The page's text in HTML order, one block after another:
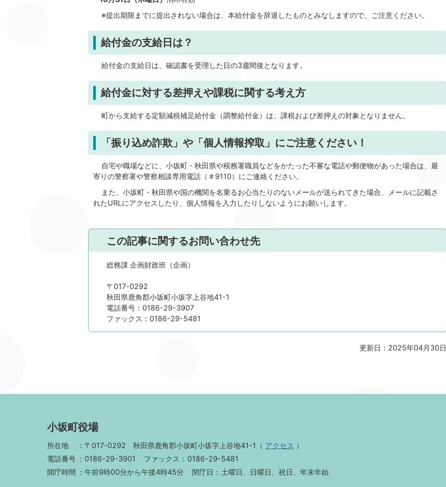
※提出期限までに提出されない場合は、本給付金を辞退したものとみなしますので、ご注意ください。
給付金の支給日は？
給付金の支給日は、確認書を受理した日の3週間後となります。
給付金に対する差押えや課税に関する考え方
町から支給する定額減税補足給付金（調整給付金）は、課税および差押えの対象となりません。
「振り込め詐欺」や「個人情報搾取」にご注意ください！
自宅や職場などに、小坂町・秋田県や税務署職員などをかたった不審な電話や郵便物があった場合は、最
寄りの警察署や警察相談専用電話（＃9110）にご連絡ください。
また、小坂町・秋田県や国の機関を名乗るお心当たりのないメールが送られてきた場合、メールに記載さ
れたURLにアクセスしたり、個人情報を入力したりしないようにお願いします。
この記事に関するお問い合わせ先
総務課 企画財政班（企画）
〒017-0292
秋田県鹿角郡小坂町小坂字上谷地41-1
電話番号：0186-29-3907
ファックス：0186-29-5481
更新日：2025年04月30日
小坂町役場
所在地 〒017-0292秋田県鹿角郡小坂町小坂字上谷地41-1 （ アクセス ）
電話番号
0186-29-3901 ファックス
0186-29-5481
開庁時間
午前9時00分から午後4時45分 閉庁日 土曜日、日曜日、祝日、年末年始